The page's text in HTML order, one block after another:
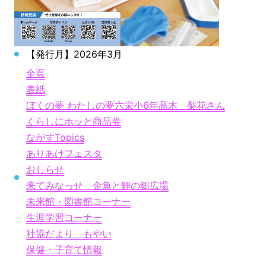
【発行月】2026年3月
全頁
表紙
ぼくの夢 わたしの夢六栄小6年髙木 梨花さん
くらしにホッと商品券
ながすTopics
ありあけフェスタ
おしらせ
来てみなっせ 金魚と鯉の郷広場
未来館・図書館コーナー
生涯学習コーナー
社協だより もやい
保健・子育て情報